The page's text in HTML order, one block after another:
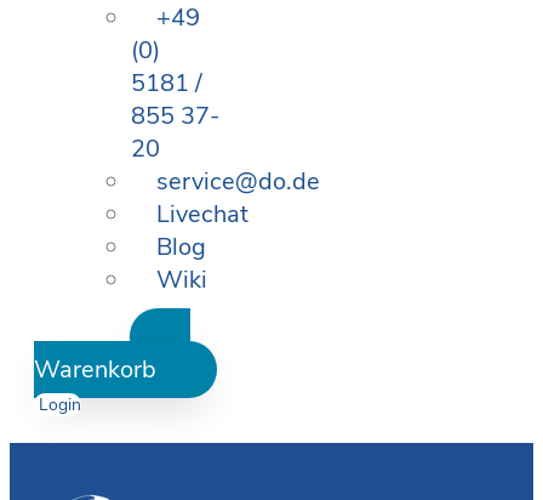
+49
(0)
5181 /
855 37-
20
service@do.de
Livechat
Blog
Wiki
Warenkorb
Login